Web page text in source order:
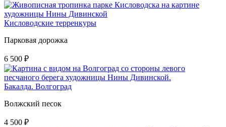
Кисловодские терренкуры
Парковая дорожка
6 500 ₽
Бакалда. Волгоград
Волжский песок
4 500 ₽